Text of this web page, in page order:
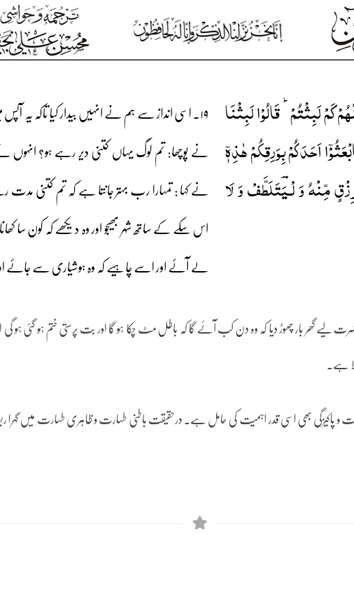
لَبِثۡتُمۡ ؕ قَالُوۡا لَبِثۡنَا
اَحَدَکُمۡ بِوَرِقِکُمۡ ہٰذِہٖۤ
مِّنۡہُ وَ لۡـیَؔ‍‍‍تَلَطَّفۡ وَ لَا
۱۹۔ اسی انداز سے ہم نے انہیں بیدار کیا تاکہ یہ
نے پوچھا: تم لوگ یہاں کتنی دیر رہے ہو؟
نے کہا : تمہارا رب بہتر جانتا ہے کہ تم کتنی
اس سکے کے ساتھ شہر بھیجو اور وہ دیکھے کہ کون سا
لے آئے اور اسے چاہیے کہ وہ ہوشیاری سے جائے
گھر بار چھوڑ دیا کہ وہ دن کب آئے گا کہ باطل مٹ چکا ہو گا اور بت پرستی ختم ہو گئی ہو گی
ہے۔
و پاکیزگی بھی اسی قدر اہمیت کی حامل ہے۔ درحقیقت باطنی طہارت و ظاہری طہارت میں